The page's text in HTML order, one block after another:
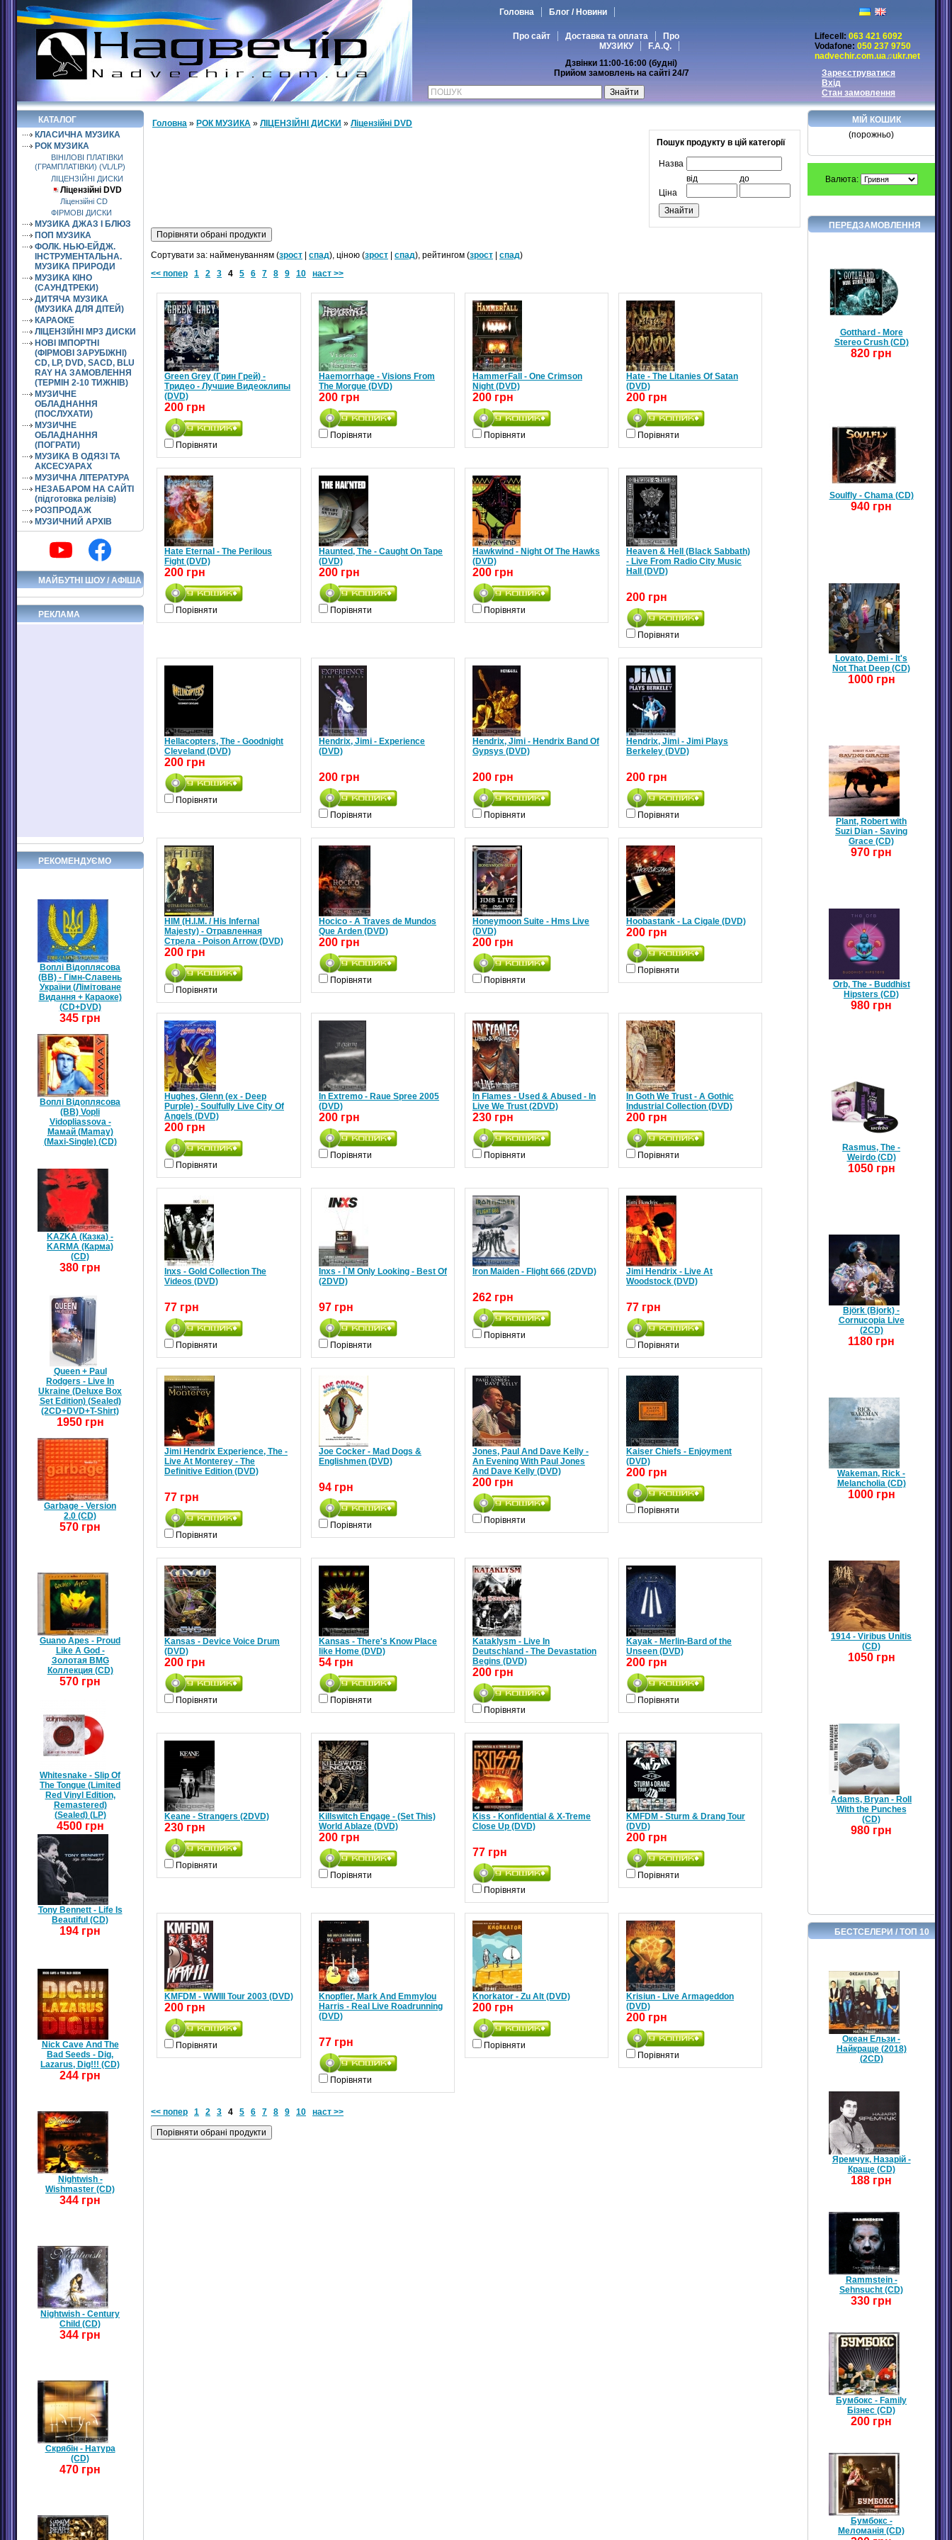
Головна Блог / Новини
Про сайт Доставка та оплата
Про
МУЗИКУ
F.A.Q.
Дзвінки 11:00-16:00 (будні)
Прийом замовлень на сайті 24/7
Lifecell: 063 421 6092
Vodafone: 050 237 9750
nadvechir.com.ua♫ukr.net
Зареєструватися
Вхід
Стан замовлення
КАТАЛОГ
КЛАСИЧНА МУЗИКА
РОК МУЗИКА
ВІНІЛОВІ ПЛАТІВКИ
(ГРАМПЛАТІВКИ) (VL/LP)
ЛІЦЕНЗІЙНІ ДИСКИ
Ліцензійні DVD
Ліцензійні СD
ФІРМОВІ ДИСКИ
МУЗИКА ДЖАЗ І БЛЮЗ
ПОП МУЗИКА
ФОЛК. НЬЮ-ЕЙДЖ.
ІНСТРУМЕНТАЛЬНА.
МУЗИКА ПРИРОДИ
МУЗИКА КІНО
(САУНДТРЕКИ)
ДИТЯЧА МУЗИКА
(МУЗИКА ДЛЯ ДІТЕЙ)
КАРАОКЕ
ЛІЦЕНЗІЙНІ MP3 ДИСКИ
НОВІ ІМПОРТНІ
(ФІРМОВІ ЗАРУБІЖНІ)
CD, LP, DVD, SACD, BLU
RAY НА ЗАМОВЛЕННЯ
(ТЕРМІН 2-10 ТИЖНІВ)
МУЗИЧНЕ
ОБЛАДНАННЯ
(ПОСЛУХАТИ)
МУЗИЧНЕ
ОБЛАДНАННЯ
(ПОГРАТИ)
МУЗИКА В ОДЯЗІ ТА
АКСЕСУАРАХ
МУЗИЧНА ЛІТЕРАТУРА
НЕЗАБАРОМ НА САЙТІ
(підготовка релізів)
РОЗПРОДАЖ
МУЗИЧНИЙ АРХІВ
МАЙБУТНІ ШОУ / АФІША
РЕКЛАМА
РЕКОМЕНДУЄМО
Воплі Відоплясова
(ВВ) - Гімн-Славень
України (Лімітоване
Видання + Караоке)
(CD+DVD)
345 грн
Воплі Відоплясова
(ВВ) Vopli
Vidopliassova -
Мамай (Mamay)
(Maxi-Single) (CD)
KAZKA (Казка) -
KARMA (Карма)
(CD)
380 грн
Queen + Paul
Rodgers - Live In
Ukraine (Deluxe Box
Set Edition) (Sealed)
(2CD+DVD+T-Shirt)
1950 грн
Garbage - Version
2.0 (CD)
570 грн
Guano Apes - Proud
Like A God -
Золотая BMG
Коллекция (CD)
570 грн
Whitesnake - Slip Of
The Tongue (Limited
Red Vinyl Edition,
Remastered)
(Sealed) (LP)
4500 грн
Tony Bennett - Life Is
Beautiful (CD)
194 грн
Nick Cave And The
Bad Seeds - Dig,
Lazarus, Dig!!! (CD)
244 грн
Nightwish -
Wishmaster (CD)
344 грн
Nightwish - Century
Child (CD)
344 грн
Скрябін - Натура
(CD)
470 грн
Головна » РОК МУЗИКА » ЛІЦЕНЗІЙНІ ДИСКИ » Ліцензійні DVD
Пошук продукту в цій категорії
Назва
Ціна
від до
Сортувати за: найменуванням (зрост спад), ціною (зрост спад), рейтингом (зрост спад)
<< попер
1 2 3 4 5 6 7 8 9 10 наст >>
Green Grey (Грин Грей) -
Тридео - Лучшие Видеоклипы
(DVD)
200 грн
Порівняти
Haemorrhage - Visions From
The Morgue (DVD)
200 грн
Порівняти
HammerFall - One Crimson
Night (DVD)
200 грн
Порівняти
Hate - The Litanies Of Satan
(DVD)
200 грн
Порівняти
Hate Eternal - The Perilous
Fight (DVD)
200 грн
Порівняти
Haunted, The - Caught On Tape
(DVD)
200 грн
Порівняти
Hawkwind - Night Of The Hawks
(DVD)
200 грн
Порівняти
Heaven & Hell (Black Sabbath)
- Live From Radio City Music
Hall (DVD)
200 грн
Порівняти
Hellacopters, The - Goodnight
Cleveland (DVD)
200 грн
Порівняти
Hendrix, Jimi - Experience
(DVD)
200 грн
Порівняти
Hendrix, Jimi - Hendrix Band Of
Gypsys (DVD)
200 грн
Порівняти
Hendrix, Jimi - Jimi Plays
Berkeley (DVD)
200 грн
Порівняти
HIM (H.I.M. / His Infernal
Majesty) - Отравленная
Стрела - Poison Arrow (DVD)
200 грн
Порівняти
Hocico - A Traves de Mundos
Que Arden (DVD)
200 грн
Порівняти
Honeymoon Suite - Hms Live
(DVD)
200 грн
Порівняти
Hoobastank - La Cigale (DVD)
200 грн
Порівняти
Hughes, Glenn (ex - Deep
Purple) - Soulfully Live City Of
Angels (DVD)
200 грн
Порівняти
In Extremo - Raue Spree 2005
(DVD)
200 грн
Порівняти
In Flames - Used & Abused - In
Live We Trust (2DVD)
230 грн
Порівняти
In Goth We Trust - A Gothic
Industrial Collection (DVD)
200 грн
Порівняти
Inxs - Gold Collection The
Videos (DVD)
77 грн
Порівняти
Inxs - I`M Only Looking - Best Of
(2DVD)
97 грн
Порівняти
Iron Maiden - Flight 666 (2DVD)
262 грн
Порівняти
Jimi Hendrix - Live At
Woodstock (DVD)
77 грн
Порівняти
Jimi Hendrix Experience, The -
Live At Monterey - The
Definitive Edition (DVD)
77 грн
Порівняти
Joe Cocker - Mad Dogs &
Englishmen (DVD)
94 грн
Порівняти
Jones, Paul And Dave Kelly -
An Evening With Paul Jones
And Dave Kelly (DVD)
200 грн
Порівняти
Kaiser Chiefs - Enjoyment
(DVD)
200 грн
Порівняти
Kansas - Device Voice Drum
(DVD)
200 грн
Порівняти
Kansas - There's Know Place
like Home (DVD)
54 грн
Порівняти
Kataklysm - Live In
Deutschland - The Devastation
Begins (DVD)
200 грн
Порівняти
Kayak - Merlin-Bard of the
Unseen (DVD)
200 грн
Порівняти
Keane - Strangers (2DVD)
230 грн
Порівняти
Killswitch Engage - (Set This)
World Ablaze (DVD)
200 грн
Порівняти
Kiss - Konfidential & X-Treme
Close Up (DVD)
77 грн
Порівняти
KMFDM - Sturm & Drang Tour
(DVD)
200 грн
Порівняти
KMFDM - WWIII Tour 2003 (DVD)
200 грн
Порівняти
Knopfler, Mark And Emmylou
Harris - Real Live Roadrunning
(DVD)
77 грн
Порівняти
Knorkator - Zu Alt (DVD)
200 грн
Порівняти
Krisiun - Live Armageddon
(DVD)
200 грн
Порівняти
<< попер 1 2 3 4 5 6 7 8 9 10 наст >>
МІЙ КОШИК
(порожньо)
Валюта:
ПЕРЕДЗАМОВЛЕННЯ
Gotthard - More
Stereo Crush (CD)
820 грн
Soulfly - Chama (CD)
940 грн
Lovato, Demi - It's
Not That Deep (CD)
1000 грн
Plant, Robert with
Suzi Dian - Saving
Grace (CD)
970 грн
Orb, The - Buddhist
Hipsters (CD)
980 грн
Rasmus, The -
Weirdo (CD)
1050 грн
Björk (Bjork) -
Cornucopia Live
(2CD)
1180 грн
Wakeman, Rick -
Melancholia (CD)
1000 грн
1914 - Viribus Unitis
(CD)
1050 грн
Adams, Bryan - Roll
With the Punches
(CD)
980 грн
БЕСТСЕЛЕРИ / ТОП 10
Океан Ельзи -
Найкраще (2018)
(2CD)
Яремчук, Назарій -
Краще (CD)
188 грн
Rammstein -
Sehnsucht (CD)
330 грн
Бумбокс - Family
Бізнес (CD)
200 грн
Бумбокс -
Меломанія (CD)